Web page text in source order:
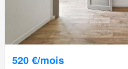
520 €/mois